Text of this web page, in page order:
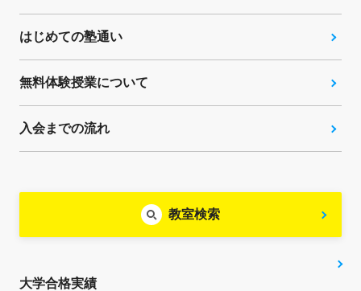
はじめての塾通い
無料体験授業について
入会までの流れ
教室検索
大学合格実績